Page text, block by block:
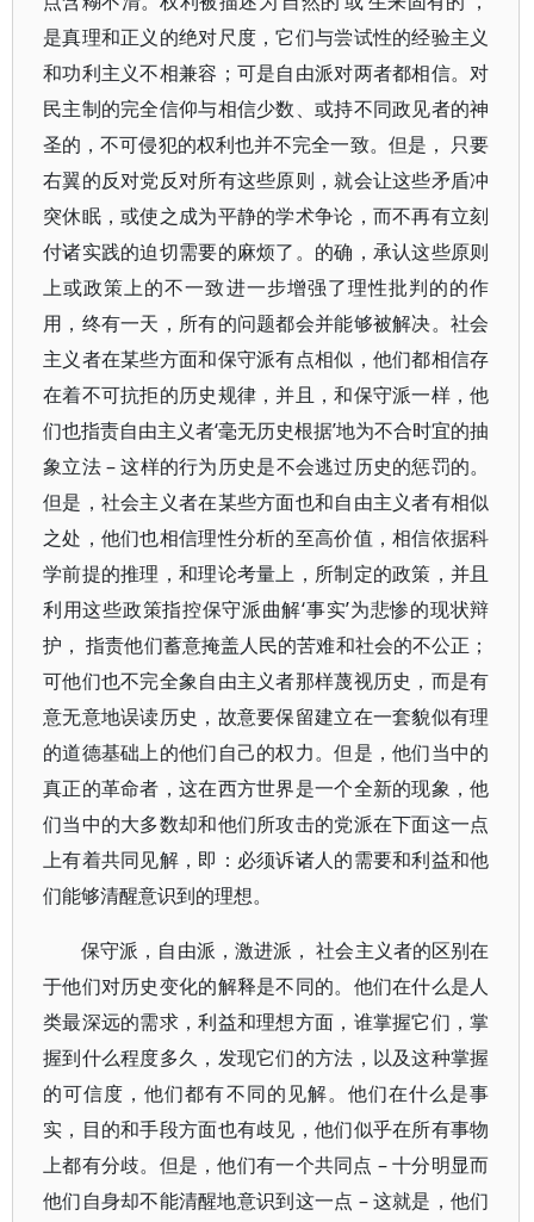
是真理和正义的绝对尺度，它们与尝试性的经验主义
和功利主义不相兼容；可是自由派对两者都相信。对
民主制的完全信仰与相信少数、或持不同政见者的神
圣的，不可侵犯的权利也并不完全一致。但是， 只要
右翼的反对党反对所有这些原则，就会让这些矛盾冲
突休眠，或使之成为平静的学术争论，而不再有立刻
付诸实践的迫切需要的麻烦了。的确，承认这些原则
上或政策上的不一致进一步增强了理性批判的的作
用，终有一天，所有的问题都会并能够被解决。社会
主义者在某些方面和保守派有点相似，他们都相信存
在着不可抗拒的历史规律，并且，和保守派一样，他
们也指责自由主义者‘毫无历史根据’地为不合时宜的抽
象立法 – 这样的行为历史是不会逃过历史的惩罚的。
但是，社会主义者在某些方面也和自由主义者有相似
之处，他们也相信理性分析的至高价值，相信依据科
学前提的推理，和理论考量上，所制定的政策，并且
利用这些政策指控保守派曲解‘事实’为悲惨的现状辩
护， 指责他们蓄意掩盖人民的苦难和社会的不公正；
可他们也不完全象自由主义者那样蔑视历史，而是有
意无意地误读历史，故意要保留建立在一套貌似有理
的道德基础上的他们自己的权力。但是，他们当中的
真正的革命者，这在西方世界是一个全新的现象，他
们当中的大多数却和他们所攻击的党派在下面这一点
上有着共同见解，即：必须诉诸人的需要和利益和他
们能够清醒意识到的理想。
保守派，自由派，激进派， 社会主义者的区别在
于他们对历史变化的解释是不同的。他们在什么是人
类最深远的需求，利益和理想方面，谁掌握它们，掌
握到什么程度多久，发现它们的方法，以及这种掌握
的可信度，他们都有不同的见解。他们在什么是事
实，目的和手段方面也有歧见，他们似乎在所有事物
上都有分歧。但是，他们有一个共同点 – 十分明显而
他们自身却不能清醒地意识到这一点 – 这就是，他们